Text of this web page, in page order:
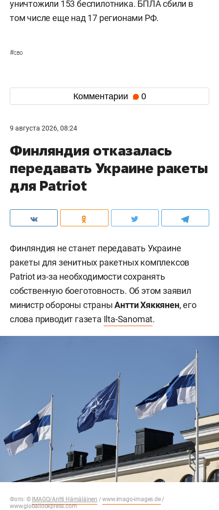
уничтожили 153 беспилотника. БПЛА сбили в
том числе еще над 17 регионами РФ.
#сво
Комментарии 0
9 августа 2026, 08:24
Финляндия отказалась
передавать Украине ракеты
для Patriot
Финляндия не станет передавать Украине
ракеты для зенитных ракетных комплексов
Patriot из-за необходимости сохранять
собственную боеготовность. Об этом заявил
министр обороны страныАнтти Хяккянен, его
слова приводит газета Ilta-Sanomat.
Фото: © IMAGO/Antti Hämäläinen /www.imago-images.de/
www.globallookpress.com